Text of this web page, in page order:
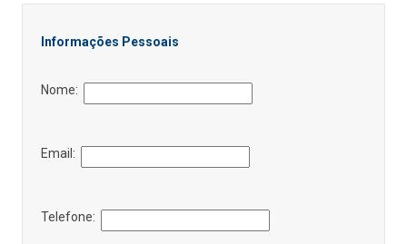
Informações Pessoais
Nome:
Email:
Telefone: